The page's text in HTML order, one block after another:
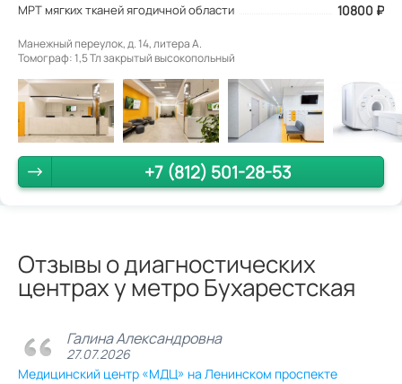
МРТ мягких тканей ягодичной области 10800 ₽
Манежный переулок, д. 14, литера А.
Томограф: 1,5 Тл закрытый высокопольный
+7 (812) 501-28-53
Отзывы о диагностических
центрах у метро Бухарестская
Галина Александровна
27.07.2026
Медицинский центр «МДЦ» на Ленинском проспекте